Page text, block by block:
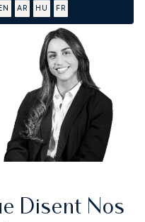
EN
AR HU FR
Disent Nos